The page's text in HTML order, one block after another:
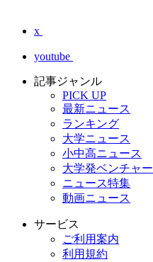
x
youtube
記事ジャンル
PICK UP
最新ニュース
ランキング
大学ニュース
小中高ニュース
大学発ベンチャー
ニュース特集
動画ニュース
サービス
ご利用案内
利用規約